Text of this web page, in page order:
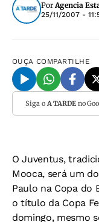
PorAgencia
25/11/2007 -
OUÇA COMPARTILHE
Siga o A TARDEno
O Juventus,
Mooca, será um
Paulo na Copa do
o título da Copa
domingo, mesmo